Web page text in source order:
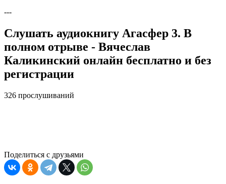
---
Слушать аудиокнигу Агасфер 3. В
полном отрыве - Вячеслав
Каликинский онлайн бесплатно и без
регистрации
326 прослушиваний
Поделиться с друзьями